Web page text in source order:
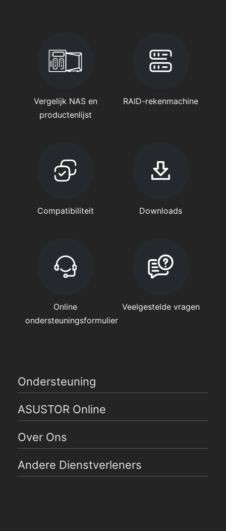
Vergelijk NAS en
productenlijst
RAID-rekenmachine
Compatibiliteit Downloads
Online
ondersteuningsformulier
Veelgestelde vragen
Ondersteuning
ASUSTOR Online
Over Ons
Andere Dienstverleners